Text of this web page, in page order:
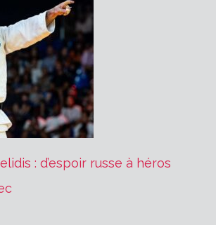
: d’espoir russe à héros